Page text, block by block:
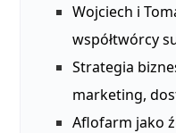
Wojciech i
współtwórcy
Strategia
marketing,
Aflofarm jako